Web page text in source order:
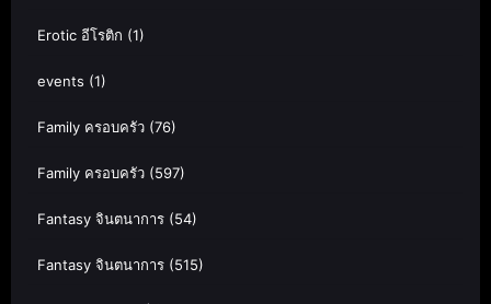
Erotic อีโรติก (1)
events (1)
Family ครอบครัว (76)
Family ครอบครัว (597)
Fantasy จินตนาการ (54)
Fantasy จินตนาการ (515)